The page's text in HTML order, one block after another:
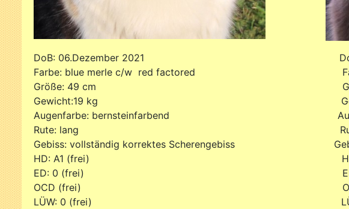
DoB: 06.Dezember 2021
Farbe: blue merle c/w red factored
Größe: 49 cm Größe
Gewicht:19 kg
Augenfarbe: bernsteinfarbend Augenfarbe:
Rute: lang Rute:
Gebiss: vollständig korrektes Scherengebiss Gebiss:
HD: A1 (frei) HD: A1
ED: 0 (frei) ED: 0
OCD (frei) OCD
LÜW: 0 (frei) LÜW: 0